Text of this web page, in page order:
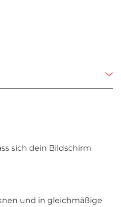
sich dein Bildschirm
und in gleichmäßige